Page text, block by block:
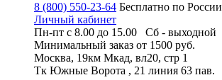
8 (800) 550-23-64 Бесплатно по России
Личный кабинет
Пн-пт с 8.00 до 15.00 Сб - выходной
Минимальный заказ от 1500 руб.
Москва, 19км Мкад, вл20, стр 1
Тк Южные Ворота , 21 линия 63 пав.